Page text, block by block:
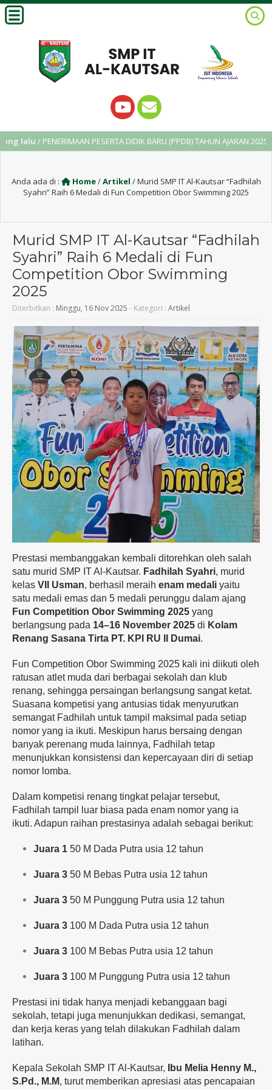
/ PENERIMAAN PESERTA DIDIK BARU (PPDB) TAHUN AJARAN 2025/2026
Anda ada di : Home/Artikel /Murid SMP IT Al-Kautsar “Fadhilah
Syahri” Raih 6 Medali di Fun Competition Obor Swimming 2025
Murid SMP IT Al-Kautsar “Fadhilah
Syahri” Raih 6 Medali di Fun
Competition Obor Swimming
2025
Diterbitkan : Minggu, 16 Nov 2025 - Kategori : Artikel
Prestasi membanggakan kembali ditorehkan oleh salah
satu murid SMP IT Al-Kautsar. Fadhilah Syahri, murid
kelas VII Usman, berhasil meraih enam medali yaitu
satu medali emas dan 5 medali perunggu dalam ajang
Fun Competition Obor Swimming 2025 yang
berlangsung pada 14–16 November 2025 di Kolam
Renang Sasana Tirta PT. KPI RU II Dumai.
Fun Competition Obor Swimming 2025 kali ini diikuti oleh
ratusan atlet muda dari berbagai sekolah dan klub
renang, sehingga persaingan berlangsung sangat ketat.
Suasana kompetisi yang antusias tidak menyurutkan
semangat Fadhilah untuk tampil maksimal pada setiap
nomor yang ia ikuti. Meskipun harus bersaing dengan
banyak perenang muda lainnya, Fadhilah tetap
menunjukkan konsistensi dan kepercayaan diri di setiap
nomor lomba.
Dalam kompetisi renang tingkat pelajar tersebut,
Fadhilah tampil luar biasa pada enam nomor yang ia
ikuti. Adapun raihan prestasinya adalah sebagai berikut:
Juara 1 50 M Dada Putra usia 12 tahun
Juara 3 50 M Bebas Putra usia 12 tahun
Juara 3 50 M Punggung Putra usia 12 tahun
Juara 3 100 M Dada Putra usia 12 tahun
Juara 3 100 M Bebas Putra usia 12 tahun
Juara 3 100 M Punggung Putra usia 12 tahun
Prestasi ini tidak hanya menjadi kebanggaan bagi
sekolah, tetapi juga menunjukkan dedikasi, semangat,
dan kerja keras yang telah dilakukan Fadhilah dalam
latihan.
Kepala Sekolah SMP IT Al-Kautsar,
Ibu Melia Henny M.,
S.Pd., M.M, turut memberikan apresiasi atas pencapaian